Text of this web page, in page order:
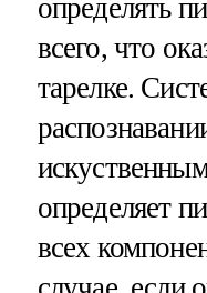
определять
всего, что
тарелке.
определяет
всех